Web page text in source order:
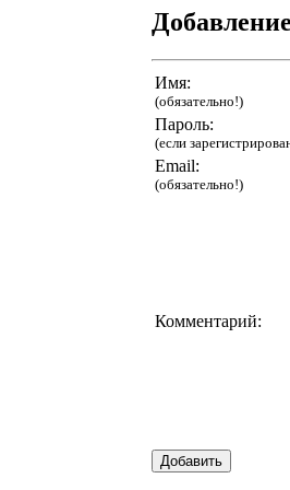
Имя:
(обязательно!)
Пароль:
(если
Email:
(обязательно!)
Комментарий: